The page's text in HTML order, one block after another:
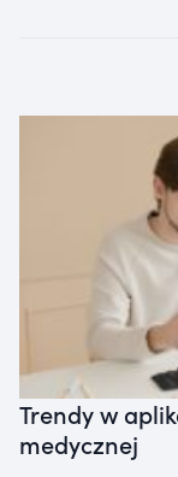
Trendy w
medycznej